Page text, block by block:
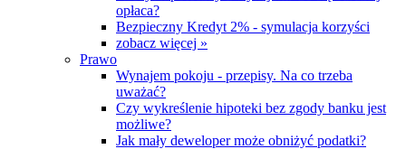
opłaca?
Bezpieczny Kredyt 2% - symulacja korzyści
zobacz więcej »
Prawo
Wynajem pokoju - przepisy. Na co trzeba
uważać?
Czy wykreślenie hipoteki bez zgody banku jest
możliwe?
Jak mały deweloper może obniżyć podatki?